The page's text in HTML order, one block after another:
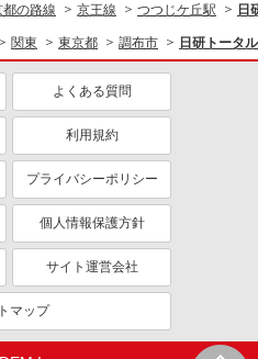
ミドル（40代～）活躍中
社会保険あり
都の路線 京王線 つつじケ丘駅 日
関東 東京都 調布市 日研トータ
よくある質問
利用規約
プライバシーポリシー
個人情報保護方針
サイト運営会社
マップ